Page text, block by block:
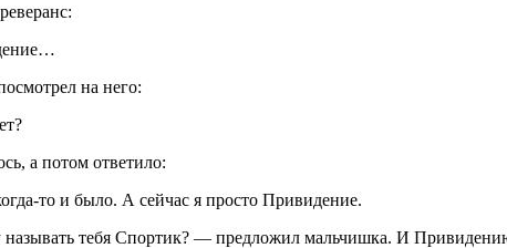
на него:
а потом ответило:
и было. А сейчас я просто Привидение.
тебя Спортик? — предложил мальчишка. И Привидению